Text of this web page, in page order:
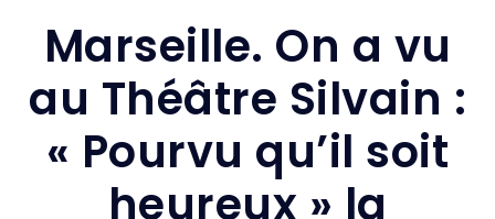
Marseille. On a vu
au Théâtre Silvain :
« Pourvu qu’il soit
heureux » la